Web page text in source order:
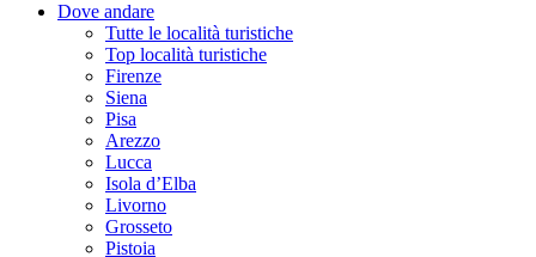
Dove andare
Tutte le località turistiche
Top località turistiche
Firenze
Siena
Pisa
Arezzo
Lucca
Isola d’Elba
Livorno
Grosseto
Pistoia